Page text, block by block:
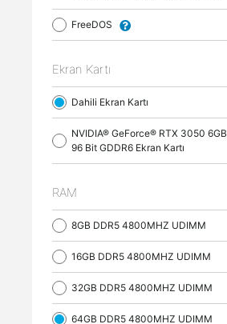
FreeDOS
Ekran Kartı
Dahili Ekran Kartı
NVIDIA® GeForce® RTX 3050 6GB
96 Bit GDDR6 Ekran Kartı
RAM
8GB DDR5 4800MHZ UDIMM
16GB DDR5 4800MHZ UDIMM
32GB DDR5 4800MHZ UDIMM
64GB DDR5 4800MHZ UDIMM